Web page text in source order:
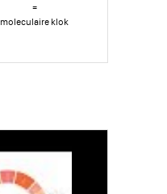
=
moleculaire klok